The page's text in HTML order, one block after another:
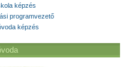
képzés
programvezető
képzés